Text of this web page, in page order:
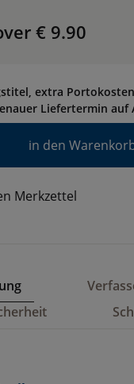
€ 9.90
extra
Liefertermin auf
in den
Merkzettel